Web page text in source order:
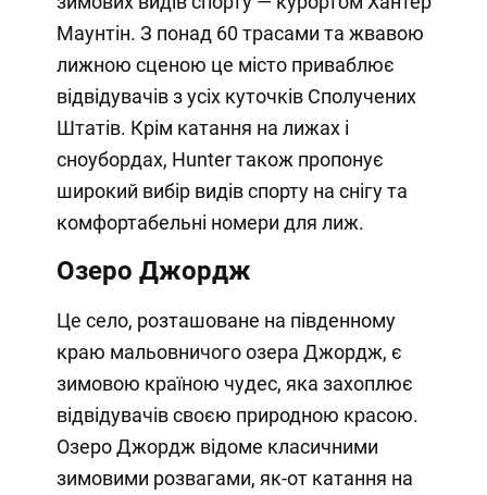
Маунтін. З понад 60 трасами та жвавою
лижною сценою це місто приваблює
відвідувачів з усіх куточків Сполучених
Штатів. Крім катання на лижах і
сноубордах, Hunter також пропонує
широкий вибір видів спорту на снігу та
комфортабельні номери для лиж.
Озеро Джордж
Це село, розташоване на південному
краю мальовничого озера Джордж, є
зимовою країною чудес, яка захоплює
відвідувачів своєю природною красою.
Озеро Джордж відоме класичними
зимовими розвагами, як-от катання на